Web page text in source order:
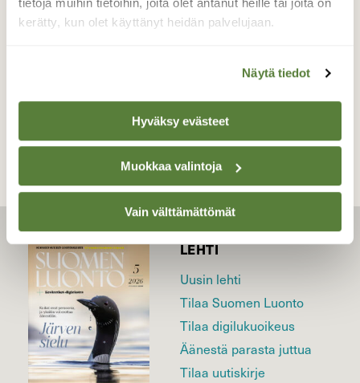
tietoja muihin tietoihin, joita olet antanut heille tai joita on
kerätty, kun olet käyttänyt heidän palvelujaan.
Näytä tiedot
Hyväksy evästeet
Muokkaa valintoja
Vain välttämättömät
Valokuvaaja: Tarja Naukkarinen, Savitaipale
28.6.2026
TAKAISIN LISTAAN
LEHTI
Uusin lehti
Tilaa Suomen Luonto
Tilaa digilukuoikeus
Äänestä parasta juttua
Tilaa uutiskirje